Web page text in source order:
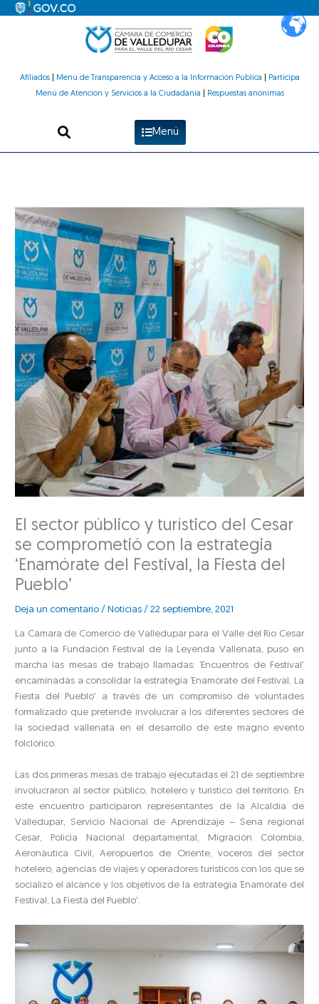
Afiliados| Menú de Transparencia y Acceso a la Información Pública
Participa
Menú de Atención y Servicios a la Ciudadanía
Respuestas anónimas
Menú
El sector público y turístico del Cesar
se comprometió con la estrategia
‘Enamórate del Festival, la Fiesta del
Pueblo’
Deja un comentario / Noticias /22 septiembre, 2021
La Cámara de Comercio de Valledupar para el Valle del Río Cesar
junto a la Fundación Festival de la Leyenda Vallenata, puso en
marcha las mesas de trabajo llamadas: ‘Encuentros de Festival’
encaminadas a consolidar la estrategia ‘Enamórate del Festival, La
Fiesta del Pueblo’ a través de un compromiso de voluntades
formalizado que pretende involucrar a los diferentes sectores de
la sociedad vallenata en el desarrollo de este magno evento
folclórico.
Las dos primeras mesas de trabajo ejecutadas el 21 de septiembre
involucraron al sector público, hotelero y turístico del territorio. En
este encuentro participaron representantes de la Alcaldía de
Valledupar, Servicio Nacional de Aprendizaje – Sena regional
Cesar, Policía Nacional departamental, Migración Colombia,
Aeronáutica Civil, Aeropuertos de Oriente, voceros del sector
hotelero, agencias de viajes y operadores turísticos con los que se
socializó el alcance y los objetivos de la estrategia ‘Enamórate del
Festival, La Fiesta del Pueblo’.